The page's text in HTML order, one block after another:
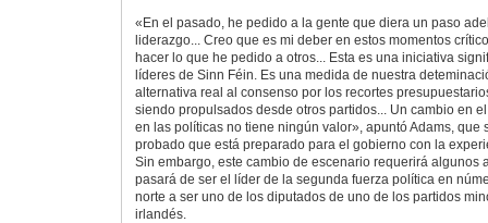
«En el pasado, he pedido a la gente que diera un paso
liderazgo... Creo que es mi deber en estos momentos
hacer lo que he pedido a otros... Esta es una iniciativa
líderes de Sinn Féin. Es una medida de nuestra
alternativa real al consenso por los recortes
siendo propulsados desde otros partidos... Un cambio en
en las políticas no tiene ningún valor», apuntó Adams, que
probado que está preparado para el gobierno con la
Sin embargo, este cambio de escenario requerirá algunos
pasará de ser el líder de la segunda fuerza política en
norte a ser uno de los diputados de uno de los partidos
irlandés.